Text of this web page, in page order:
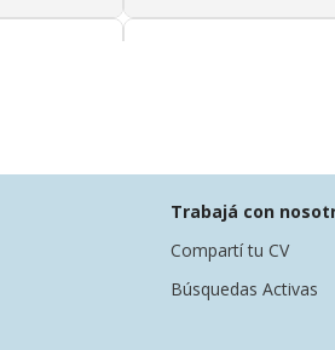
Quita Óxido
Trabajá con
Compartí tu CV
Búsquedas Activas